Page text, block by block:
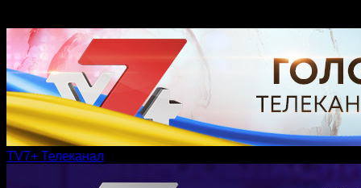
TV7+ Телеканал